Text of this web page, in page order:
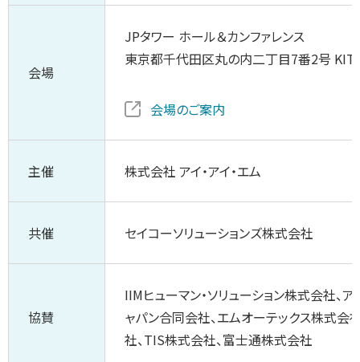
会場
JPタワー ホール＆カンファレンス
東京都千代田区丸の内二丁目7番2号
会場のご案内
主催 株式会社 アイ・アイ・エム
共催 セイコーソリューションズ株式会社
協賛
IIMヒューマン・ソリューション株式会社、
ャパン合同会社、エムオーテックス株式会
社、TIS株式会社、富士通株式会社